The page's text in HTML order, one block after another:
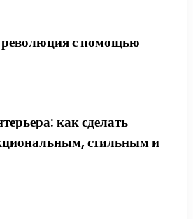
революция с помощью
как сделать
стильным и